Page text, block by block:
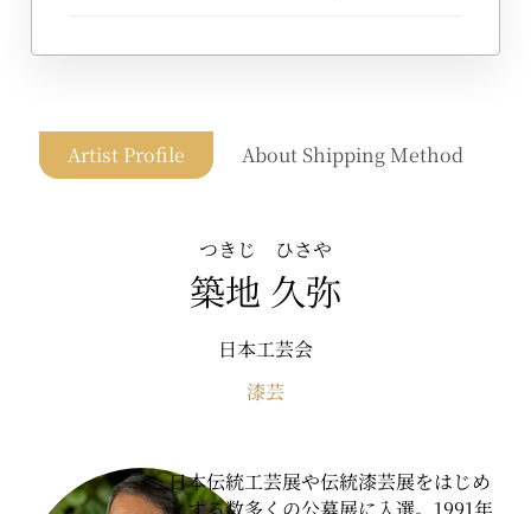
Artist Profile About Shipping Method
つきじ ひさや
築地 久弥
日本工芸会
漆芸
日本伝統工芸展や伝統漆芸展をはじめ